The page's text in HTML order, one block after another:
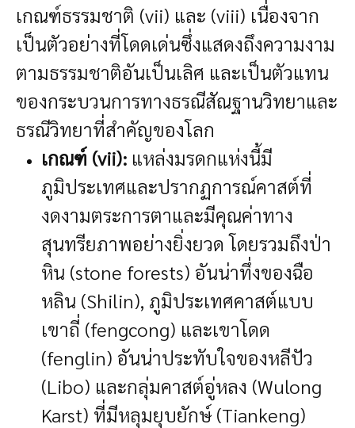
เกณฑ์ธรรมชาติ (vii) และ (viii) เนื่องจาก
เป็นตัวอย่างที่โดดเด่นซึ่งแสดงถึงความงาม
ตามธรรมชาติอันเป็นเลิศ และเป็นตัวแทน
ของกระบวนการทางธรณีสัณฐานวิทยาและ
ธรณีวิทยาที่สำคัญของโลก
เกณฑ์ (vii): แหล่งมรดกแห่งนี้มี
ภูมิประเทศและปรากฏการณ์คาสต์ที่
งดงามตระการตาและมีคุณค่าทาง
สุนทรียภาพอย่างยิ่งยวด โดยรวมถึงป่า
หิน (stone forests) อันน่าทึ่งของฉือ
หลิน (Shilin), ภูมิประเทศคาสต์แบบ
เขาถี่ (fengcong) และเขาโดด
(fenglin) อันน่าประทับใจของหลีปัว
(Libo) และกลุ่มคาสต์อู่หลง (Wulong
Karst) ที่มีหลุมยุบยักษ์ (Tiankeng)